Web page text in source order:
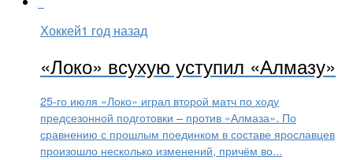
Хоккей1 год назад
«Локо» всухую уступил «Алмазу»
25-го июля «Локо» играл второй матч по ходу
предсезонной подготовки – против «Алмаза». По
сравнению с прошлым поединком в составе ярославцев
произошло несколько изменений, причём во...